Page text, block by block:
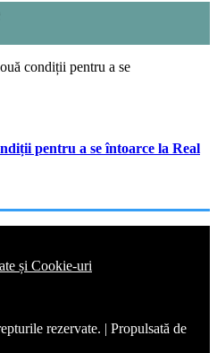
pentru a se întoarce la Real
și Cookie-uri
rezervate. | Propulsată de